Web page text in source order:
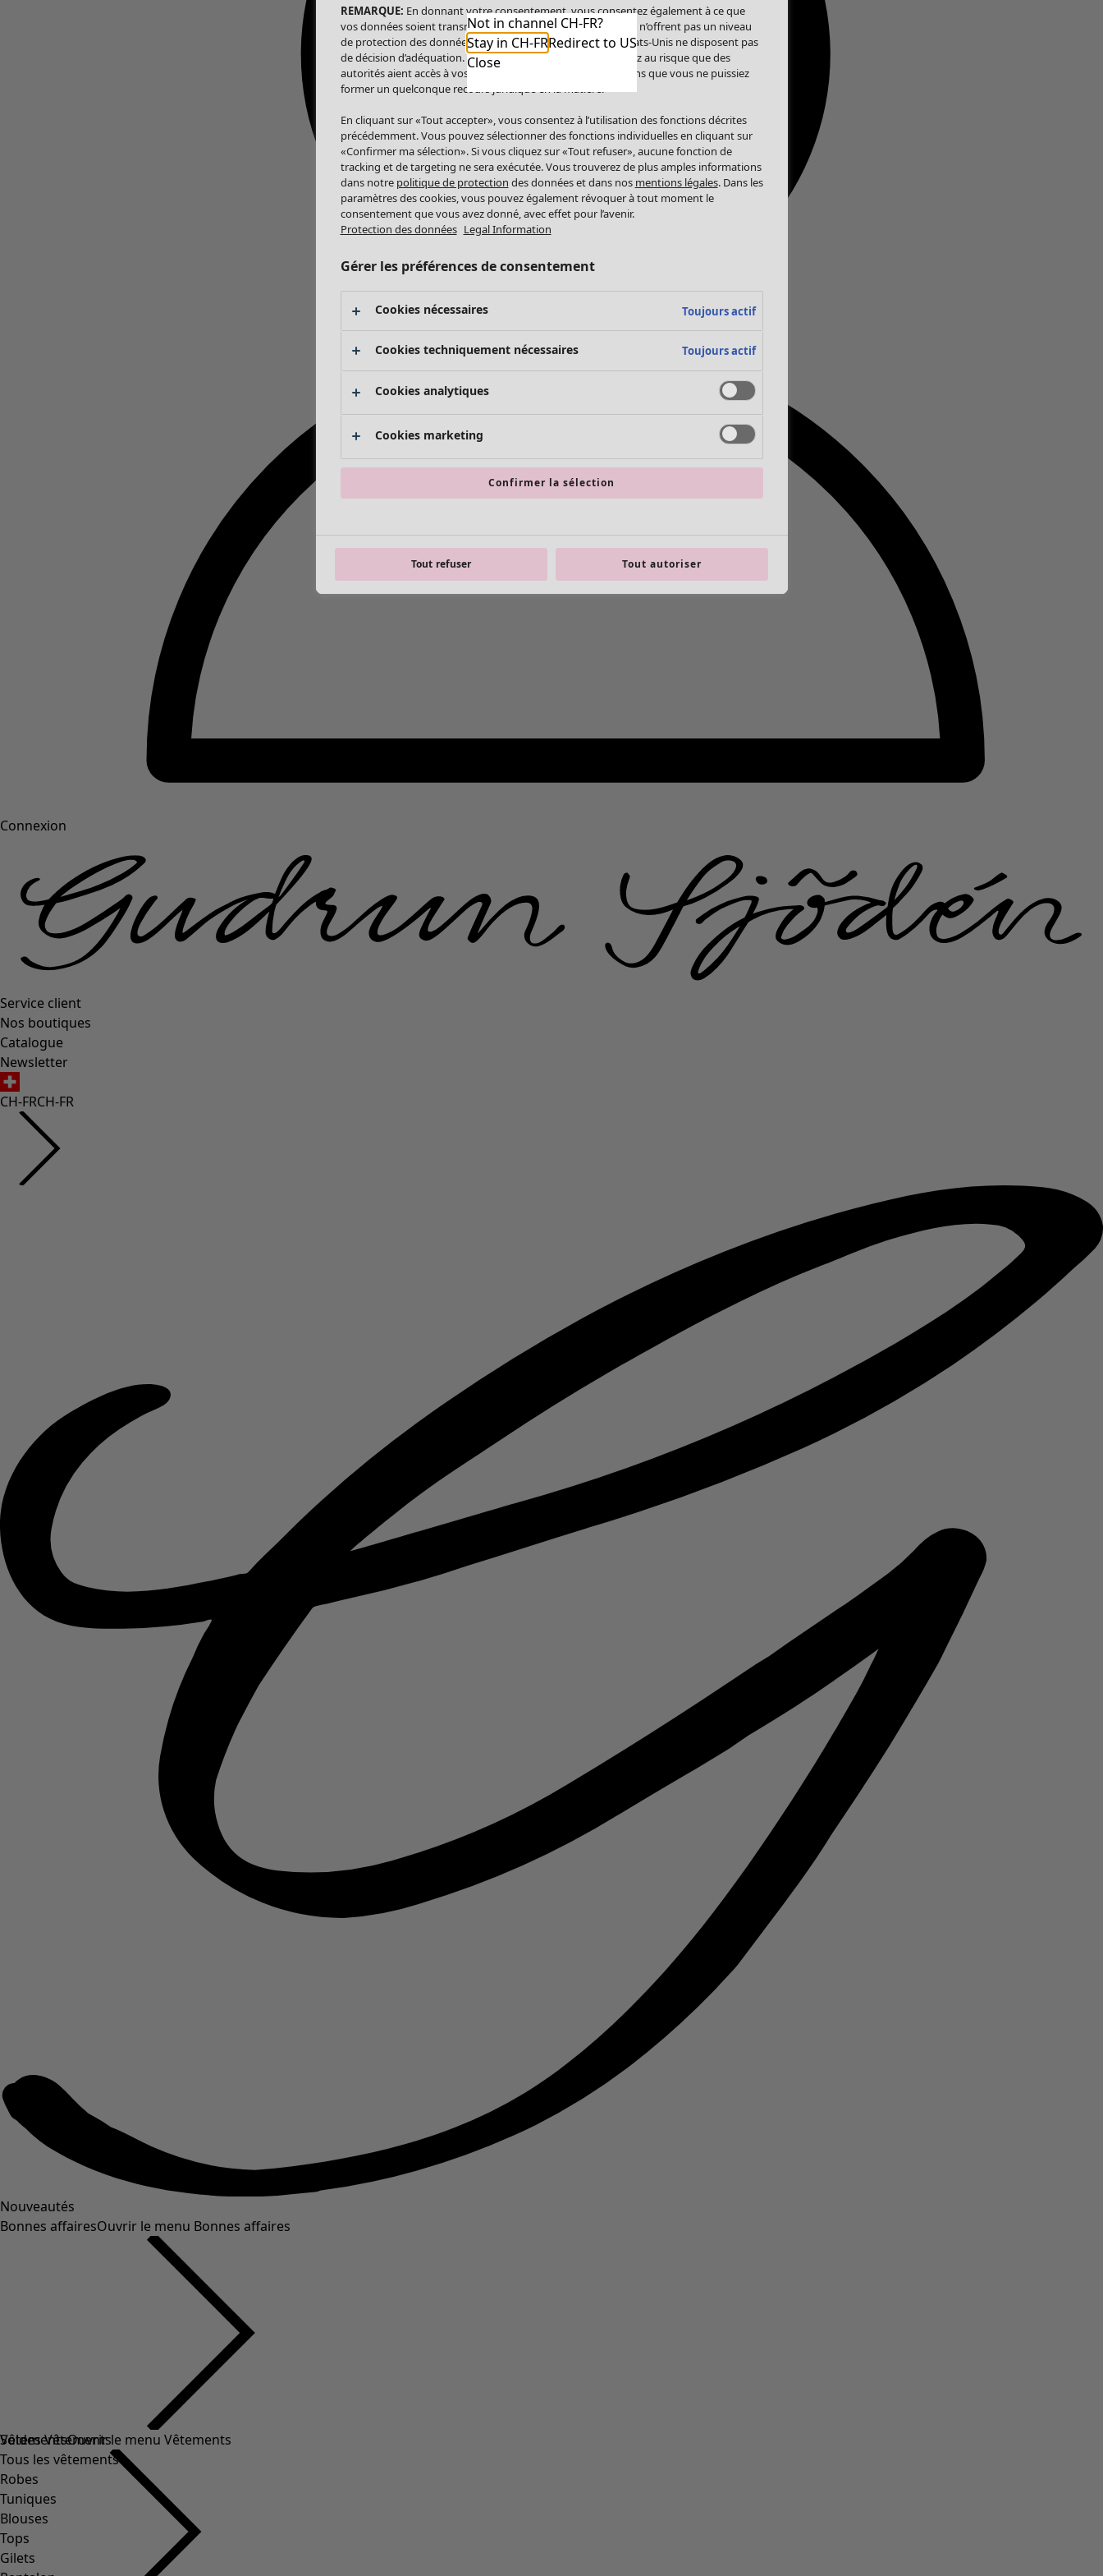
Connexion
Service client
Nos boutiques
Catalogue
Newsletter
CH-FRCH-FR
Nouveautés
Bonnes affairesOuvrir le menu Bonnes affaires
Soldes Vêtements
Tous les vêtements
Robes
Tuniques
Blouses
Tops
Gilets
VêtementsOuvrir le menu Vêtements
Not in channel CH-FR?
Stay in CH-FRRedirect to US
Close
REMARQUE: En donnant votre consentement, vous consentez également à ce que
vos données soient transmises aux États-Unis. Les États-Unis n’offrent pas un niveau
de protection des données comparable à celui de l’UE. Les États-Unis ne disposent pas
de décision d’adéquation. Par conséquent, vous vous exposez au risque que des
autorités aient accès à vos données à caractère personnel sans que vous ne puissiez
former un quelconque recours juridique en la matière.
En cliquant sur «Tout accepter», vous consentez à l’utilisation des fonctions décrites
précédemment. Vous pouvez sélectionner des fonctions individuelles en cliquant sur
«Confirmer ma sélection». Si vous cliquez sur «Tout refuser», aucune fonction de
tracking et de targeting ne sera exécutée. Vous trouverez de plus amples informations
dans notre politique de protection des données et dans nos mentions légales. Dans les
paramètres des cookies, vous pouvez également révoquer à tout moment le
consentement que vous avez donné, avec effet pour l’avenir.
Protection des données Legal Information
Gérer les préférences de consentement
Cookies nécessaires Toujours actif
Cookies techniquement nécessaires Toujours actif
Cookies analytiques
Cookies marketing
Confirmer la sélection
Tout refuser Tout autoriser